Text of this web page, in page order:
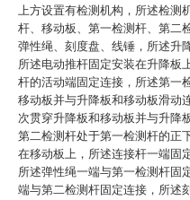
上方设置有检测机构，所述检测
杆、移动板、第一检测杆、第二
弹性绳、刻度盘、线锤，所述升
所述电动推杆固定安装在升降板
杆的活动端固定连接，所述第一
移动板并与升降板和移动板滑动
次贯穿升降板和移动板并与升降
第二检测杆处于第一检测杆的正
在移动板上，所述连接杆一端固
所述弹性绳一端与第一检测杆固
端与第二检测杆固定连接，所述